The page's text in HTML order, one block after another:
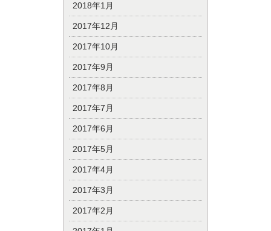
2018年1月
2017年12月
2017年10月
2017年9月
2017年8月
2017年7月
2017年6月
2017年5月
2017年4月
2017年3月
2017年2月